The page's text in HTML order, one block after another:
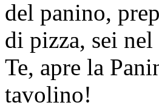
del panino,
di pizza, sei
Te, apre la
tavolino!